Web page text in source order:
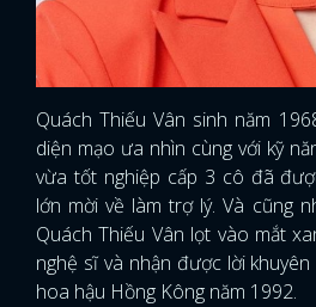
Quách Thiếu Vân sinh năm
diện mạo ưa nhìn cùng với kỹ
vừa tốt nghiệp cấp 3 cô đã
lớn mời về làm trợ lý. Và cũng
Quách Thiếu Vân lọt vào mắt
nghệ sĩ và nhận được lời
hoa hậu Hồng Kông năm 1992.